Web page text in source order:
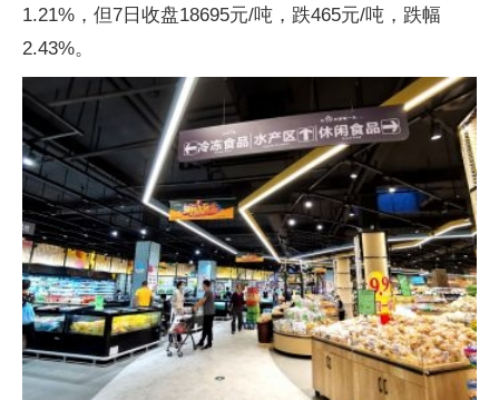
1.21%，但7日收盘18695元/吨，跌465元/吨，跌幅
2.43%。